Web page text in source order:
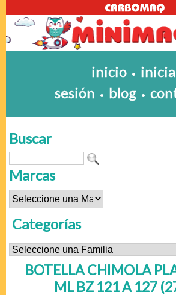
inicio •
sesión • blog •
Buscar
Marcas
Categorías
BOTELLA CHIMOLA
ML BZ 121 A 127